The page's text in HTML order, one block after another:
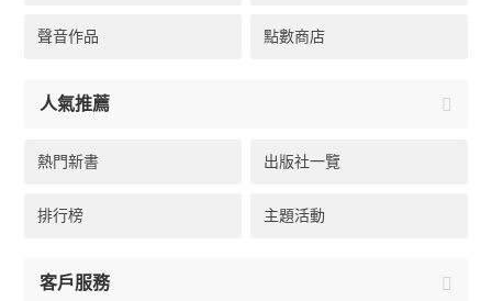
聲音作品 點數商店
人氣推薦
熱門新書 出版社一覽
排行榜 主題活動
客戶服務